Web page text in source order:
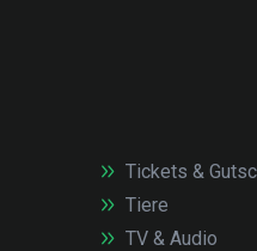
Tickets &
Tiere
TV & Audio